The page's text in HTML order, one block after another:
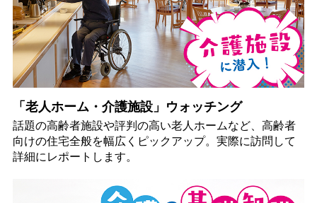
「老人ホーム・介護施設」ウォッチング
話題の高齢者施設や評判の高い老人ホームなど、高齢者
向けの住宅全般を幅広くピックアップ。実際に訪問して
詳細にレポートします。